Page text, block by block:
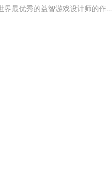
最优秀的益智游戏设计师的作...